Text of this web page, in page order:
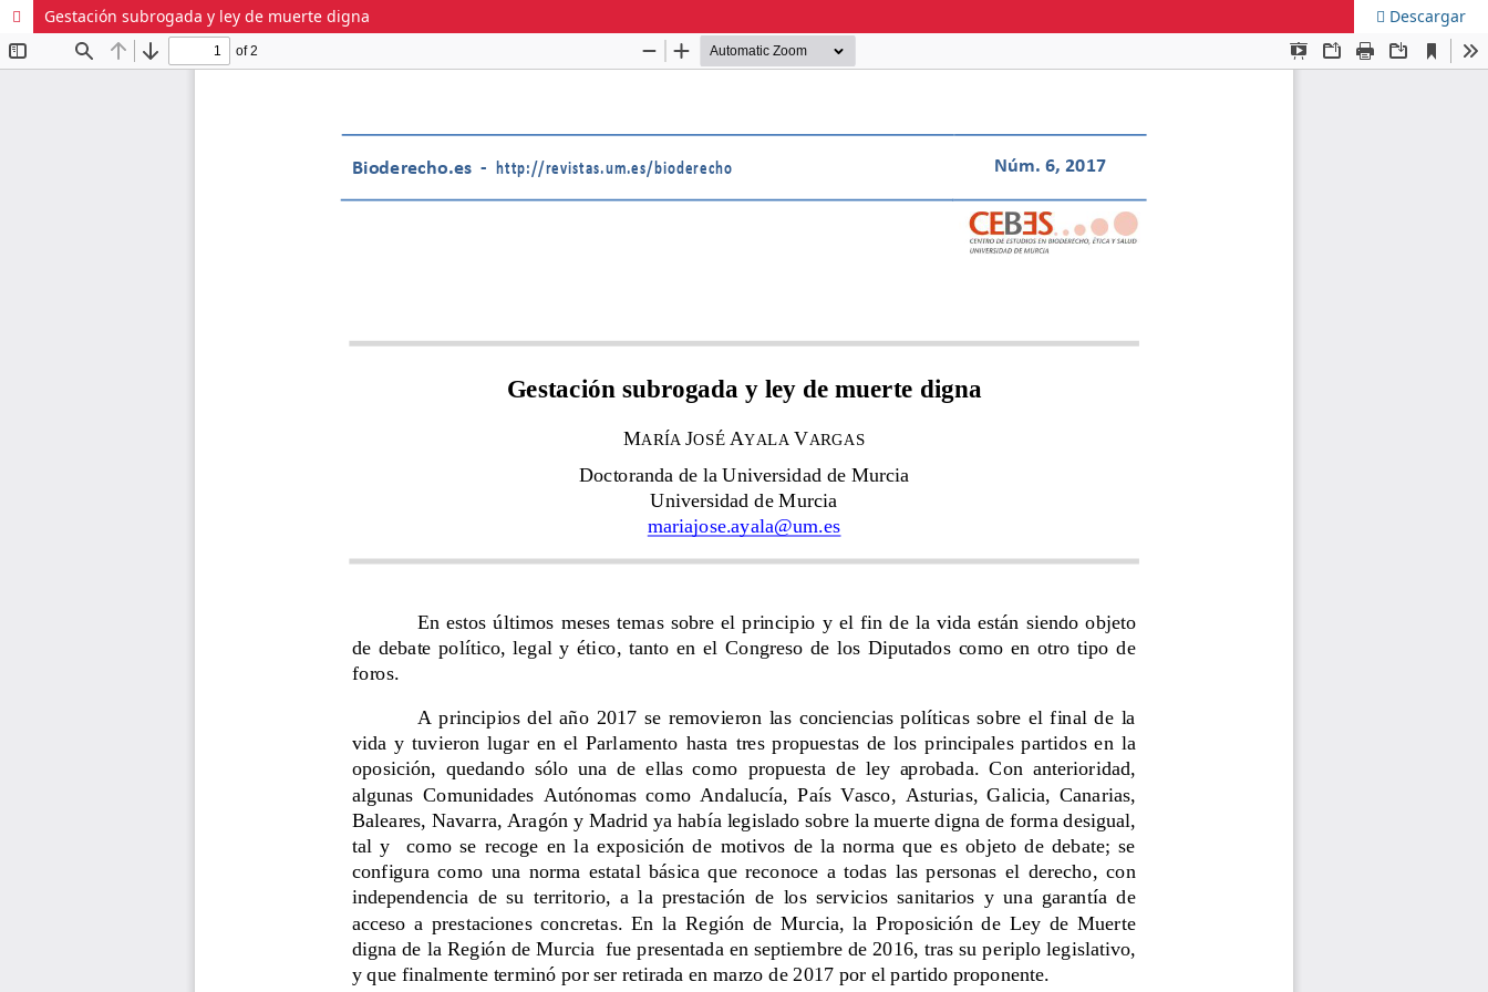
Gestación subrogada y ley de muerte digna Descargar